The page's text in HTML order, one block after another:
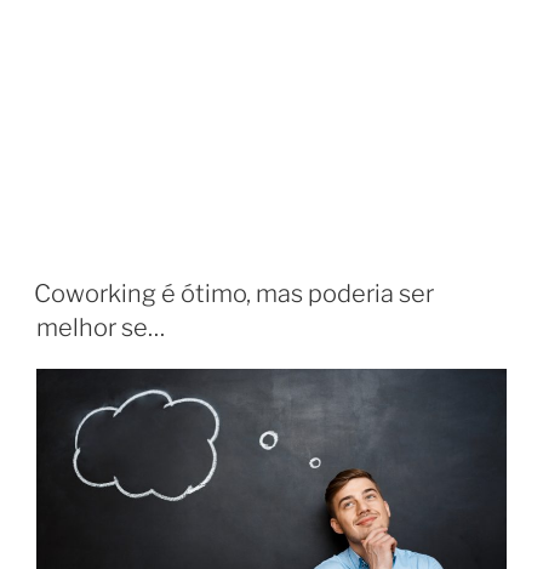
Coworking é ótimo, mas poderia ser
melhor se…